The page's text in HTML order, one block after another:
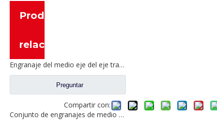
Productos
relacionados
Engranaje del medio eje del eje trasero para los recambios CE0402M0-9 del camión de Ford
Preguntar
Conjunto de engranajes de medio eje trasero para repuestos de camiones Ford CD0041A0-6
Compartir con: